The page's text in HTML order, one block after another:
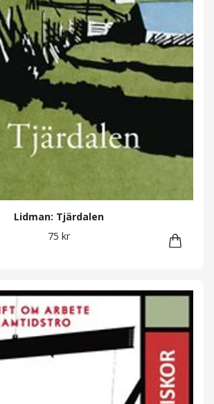
Lidman: Tjärdalen
75 kr